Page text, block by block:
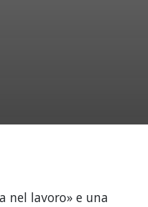
nel lavoro» e una